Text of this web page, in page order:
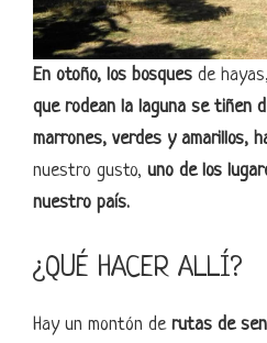
En otoño, los bosques de
que rodean la laguna se tiñen
marrones, verdes y amarillos,
nuestro gusto, uno de los
nuestro país.
¿QUÉ HACER ALLÍ?
Hay un montón de rutas de